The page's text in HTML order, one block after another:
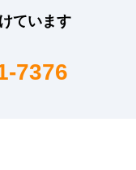
ています
7376